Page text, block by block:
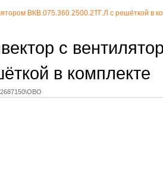
ВКВ.075.360.2500.2ТГ.Л с решёткой в
с
в комплекте
2687150\OBO